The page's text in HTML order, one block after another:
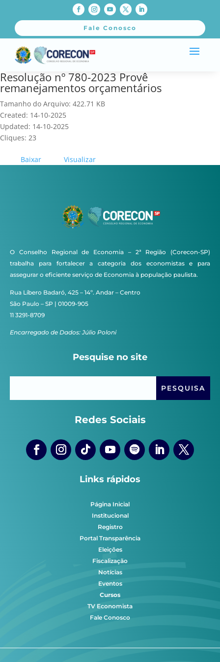
Fale Conosco
Resolução nº 780-2023 Provê
remanejamentos orçamentários
Tamanho do Arquivo: 422.71 KB
Created: 14-10-2025
Updated: 14-10-2025
Cliques: 23
Baixar Visualizar
O Conselho Regional de Economia – 2ª Região (Corecon-SP)
trabalha para fortalecer a categoria dos economistas e para
assegurar o eficiente serviço de Economia à população paulista.
Rua Líbero Badaró, 425 – 14º. Andar – Centro
São Paulo – SP | 01009-905
11 3291-8709
Encarregado de Dados: Júlio Poloni
Pesquise no site
Redes Sociais
Links rápidos
Página Inicial
Institucional
Registro
Portal Transparência
Eleições
Fiscalização
Notícias
Eventos
Cursos
TV Economista
Fale Conosco